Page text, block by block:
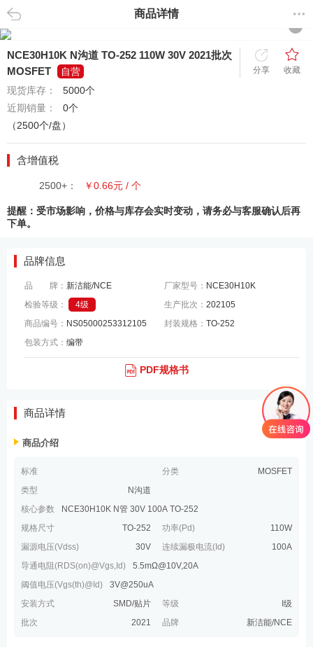
返回 商品详情
NCE30H10K N沟道 TO-252 110W 30V 2021批次
MOSFET
自营
现货库存：
5000个
近期销量：
0个
（2500个/盘）
分享 收藏
含增值税
2500+： ￥0.66元 / 个
提醒：受市场影响，价格与库存会实时变动，请务必与客服确认后再
下单。
品牌信息
品 牌： 新洁能/NCE 厂家型号： NCE30H10K
检验等级：
4级 生产批次：202105
商品编号： NS05000253312105 封装规格：TO-252
包装方式： 编带
PDF规格书
商品详情
商品介绍
标准 分类
MOSFET
类型
N沟道
核心参数
NCE30H10K N管 30V 100A TO-252
规格尺寸
TO-252 功率(Pd)
110W
漏源电压(Vdss)
30V 连续漏极电流(Id)
100A
导通电阻(RDS(on)@Vgs,Id)
5.5mΩ@10V,20A
阈值电压(Vgs(th)@Id)
3V@250uA
安装方式
SMD/贴片 等级
I级
批次
2021 品牌 新洁能/NCE